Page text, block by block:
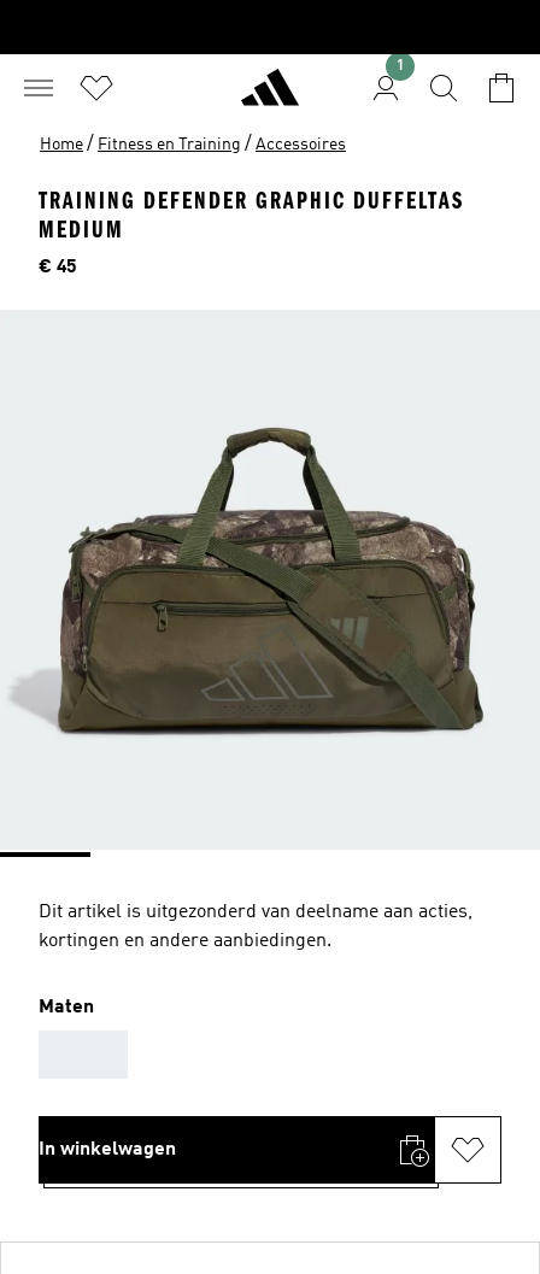
1
Home / Fitness en Training / Accessoires
TRAINING DEFENDER GRAPHIC DUFFELTAS
MEDIUM
Price
€ 45
Dit artikel is uitgezonderd van deelname aan acties,
kortingen en andere aanbiedingen.
Maten
In winkelwagen